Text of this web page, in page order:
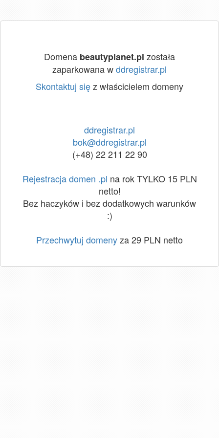
Domena beautyplanet.pl została
zaparkowana wddregistrar.pl
Skontaktuj sięz właścicielem domeny
ddregistrar.pl
bok@ddregistrar.pl
(+48) 22 211 22 90
Rejestracja domen .pl na rok TYLKO 15 PLN
netto!
Bez haczyków i bez dodatkowych warunków
:)
Przechwytuj domenyza 29 PLN netto